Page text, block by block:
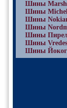
Шины
Шины
Шины
Шины
Шины
Шины
Шины